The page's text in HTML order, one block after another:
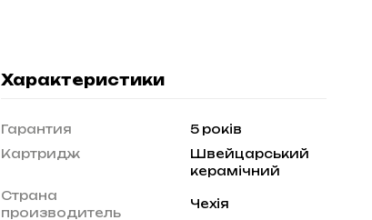
Характеристики
Гарантия
5 років
Картридж
Швейцарський
керамічний
Страна
производитель
Чехія